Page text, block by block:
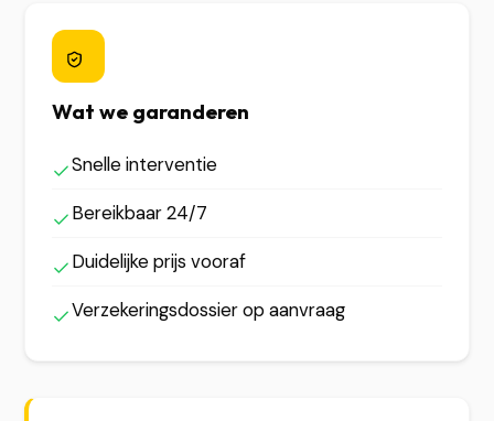
Wat we garanderen
Snelle interventie
Bereikbaar 24/7
Duidelijke prijs vooraf
Verzekeringsdossier op aanvraag